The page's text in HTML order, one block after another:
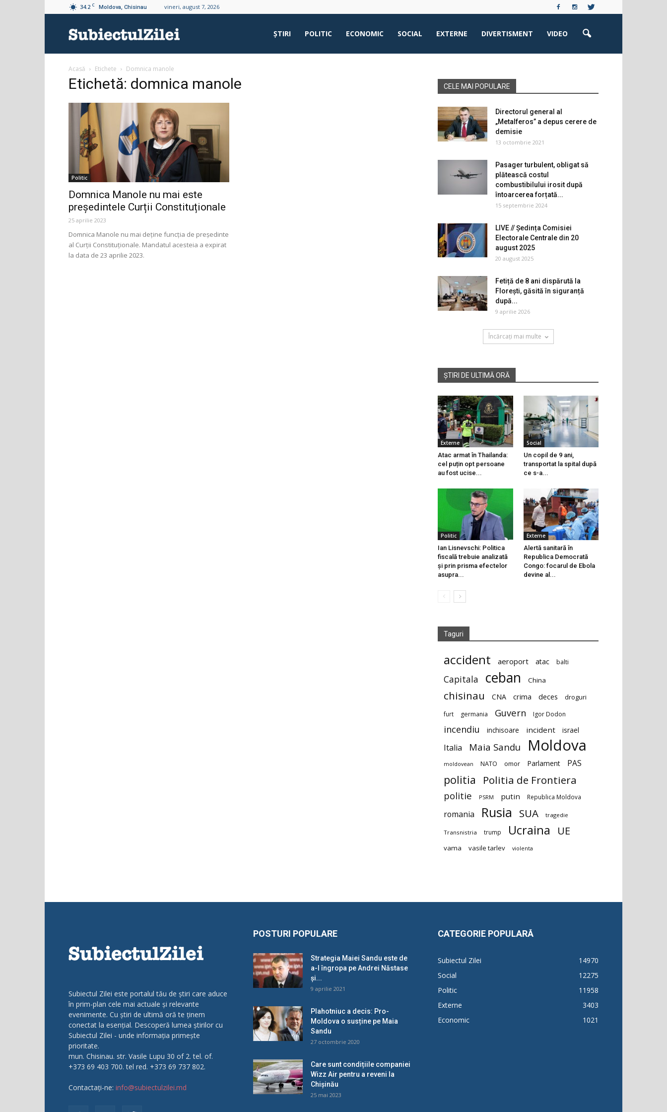
34.2 C Moldova, Chisinau vineri, august 7, 2026
ŞTIRI POLITIC ECONOMIC SOCIAL EXTERNE DIVERTISMENT VIDEO
Acasă Etichete Domnica manole
Etichetă: domnica manole
Politic
Domnica Manole nu mai este
președintele Curții Constituționale
25 aprilie 2023
Domnica Manole nu mai deține funcția de președinte
al Curții Constituționale. Mandatul acesteia a expirat
la data de 23 aprilie 2023.
CELE MAI POPULARE
Directorul general al
„Metalferos” a depus cerere de
demisie
13 octombrie 2021
Pasager turbulent, obligat să
plătească costul
combustibilului irosit după
întoarcerea forțată...
15 septembrie 2024
LIVE // Ședința Comisiei
Electorale Centrale din 20
august 2025
20 august 2025
Fetiță de 8 ani dispărută la
Florești, găsită în siguranță
după...
9 aprilie 2026
Încărcați mai multe
ȘTIRI DE ULTIMĂ ORĂ
Externe
Atac armat în Thailanda:
cel puțin opt persoane
au fost ucise...
Social
Un copil de 9 ani,
transportat la spital după
ce s-a...
Politic
Ian Lisnevschi: Politica
fiscală trebuie analizată
și prin prisma efectelor
asupra...
Externe
Alertă sanitară în
Republica Democrată
Congo: focarul de Ebola
devine al...
Taguri
accident aeroport atac balti
Capitala ceban China
chisinau CNA crima deces droguri
furt germania Guvern Igor Dodon
incendiu inchisoare incident israel
Italia Maia Sandu Moldova
moldovean NATO omor Parlament PAS
politia Politia de Frontiera
politie PSRM putin Republica Moldova
romania Rusia SUA tragedie
Transnistria trump Ucraina UE
vama vasile tarlev violenta
Subiectul Zilei este portalul tău de știri care aduce
în prim-plan cele mai actuale și relevante
evenimente. Cu știri de ultimă oră te ținem
conectat la esențial. Descoperă lumea știrilor cu
Subiectul Zilei - unde informația primește
prioritate.
mun. Chisinau. str. Vasile Lupu 30 of 2. tel. of.
+373 69 403 700. tel red. +373 69 737 802.
Contactați-ne: info@subiectulzilei.md
POSTURI POPULARE
Strategia Maiei Sandu este de
a-l îngropa pe Andrei Năstase
și...
9 aprilie 2021
Plahotniuc a decis: Pro-
Moldova o susține pe Maia
Sandu
27 octombrie 2020
Care sunt condițiile companiei
Wizz Air pentru a reveni la
Chișinău
25 mai 2023
CATEGORIE POPULARĂ
Subiectul Zilei
14970
Social
12275
Politic
11958
Externe
3403
Economic
1021